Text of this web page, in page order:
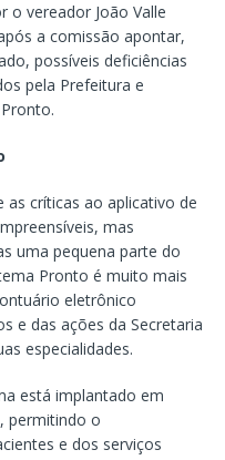
o vereador João Valle
a comissão apontar,
possíveis deficiências
pela Prefeitura e
as críticas ao aplicativo de
mas
uma pequena parte do
Pronto é muito mais
eletrônico
e das ações da Secretaria
especialidades.
está implantado em
permitindo o
e dos serviços